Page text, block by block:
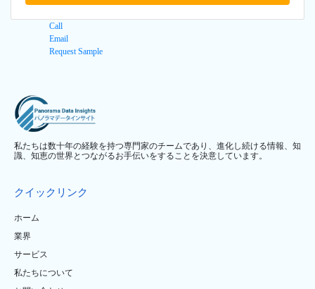
Call
Email
Request Sample
私たちは数十年の経験を持つ専門家のチームであり、進化し続ける情報、知
識、知恵の世界とつながるお手伝いをすることを決意しています。
クイックリンク
ホーム
業界
サービス
私たちについて